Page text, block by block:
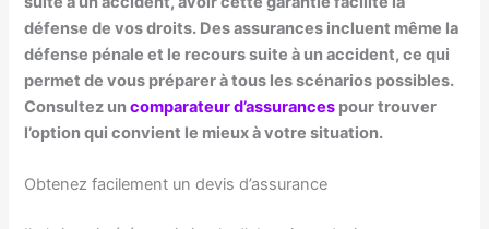
défense de vos droits. Des assurances incluent même la
défense pénale et le recours suite à un accident, ce qui
permet de vous préparer à tous les scénarios possibles.
Consultez uncomparateur d’assurances pour trouver
l’option qui convient le mieux à votre situation.
Obtenez facilement un devis d’assurance